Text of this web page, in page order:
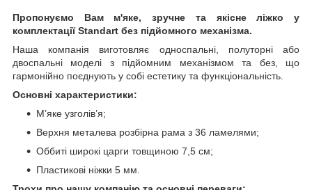
Пропонуємо Вам м'яке, зручне та якiсне ліжко у
комплектації Standart без підйомного механізма.
Наша компанія виготовляє односпальні, полуторні або
двоспальні моделі з підйомним механізмом та без, що
гармонійно поєднують у собі естетику та функціональність.
Основні характеристики:
М’яке узголів’я;
Верхня металева розбірна рама з 36 ламелями;
Оббиті широкі царги товщиною 7,5 см;
Пластикові ніжки 5 мм.